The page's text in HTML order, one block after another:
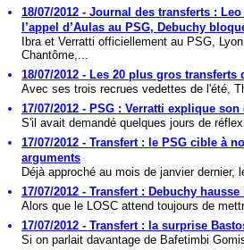
18/07/2012 - Journal des transferts :
l’appel d’Aulas au PSG, Debuchy
Ibra et Verratti officiellement au PSG,
Chantôme,...
18/07/2012 - Les 20 plus gros transferts
Avec ses trois recrues vedettes de l'été,
17/07/2012 - PSG : Verratti explique
S'il avait demandé quelques jours de
17/07/2012 - Transfert : le PSG cible à
arguments
Déjà approché au mois de janvier
17/07/2012 - Transfert : Debuchy
Alors que le LOSC attend toujours de
17/07/2012 - Transfert : la surprise
Si on parlait davantage de Bafetimbi